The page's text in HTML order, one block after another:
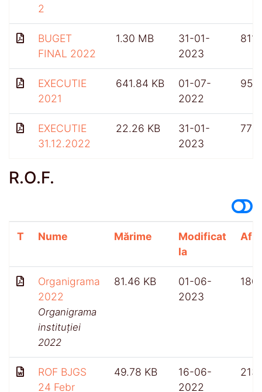
2
BUGET
FINAL 2022
1.30 MB
31-01-
2023
811
EXECUTIE
2021
641.84 KB
01-07-
2022
953
EXECUTIE
31.12.2022
22.26 KB
31-01-
2023
775
R.O.F.
T Nume Mărime
Modificat
la
Organigrama
2022
Organigrama
instituției
2022
81.46 KB
01-06-
2023
ROF BJGS
24 Febr
49.78 KB
16-06-
2022